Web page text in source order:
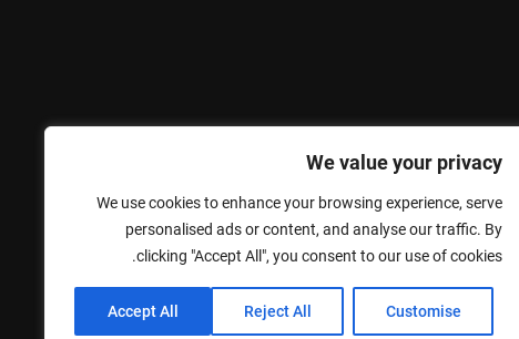
We value your privacy
We use cookies to enhance your browsing experience, serve
personalised ads or content, and analyse our traffic. By
clicking "Accept All", you consent to our use of cookies.
Customise
Reject All
Accept All